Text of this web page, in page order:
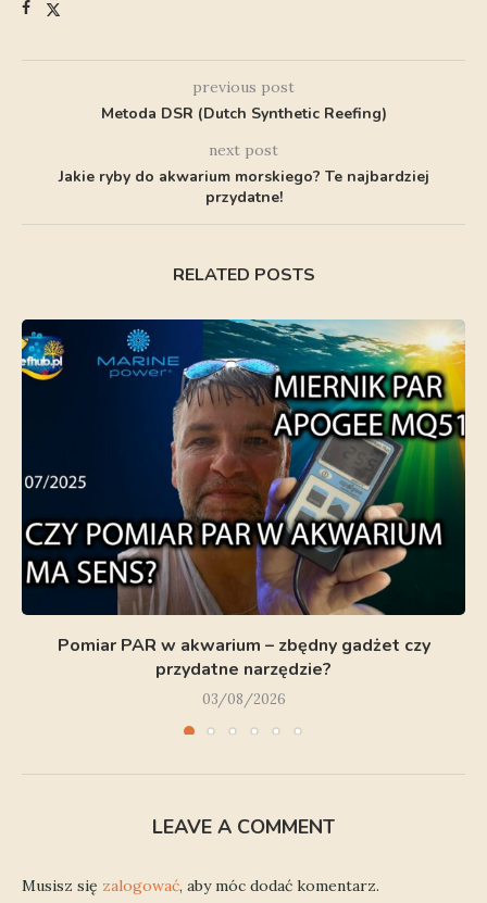
previous post
Metoda DSR (Dutch Synthetic Reefing)
next post
Jakie ryby do akwarium morskiego? Te najbardziej
przydatne!
RELATED POSTS
Pomiar PAR w akwarium – zbędny gadżet czy
przydatne narzędzie?
03/08/2026
LEAVE A COMMENT
Musisz się zalogować, aby móc dodać komentarz.